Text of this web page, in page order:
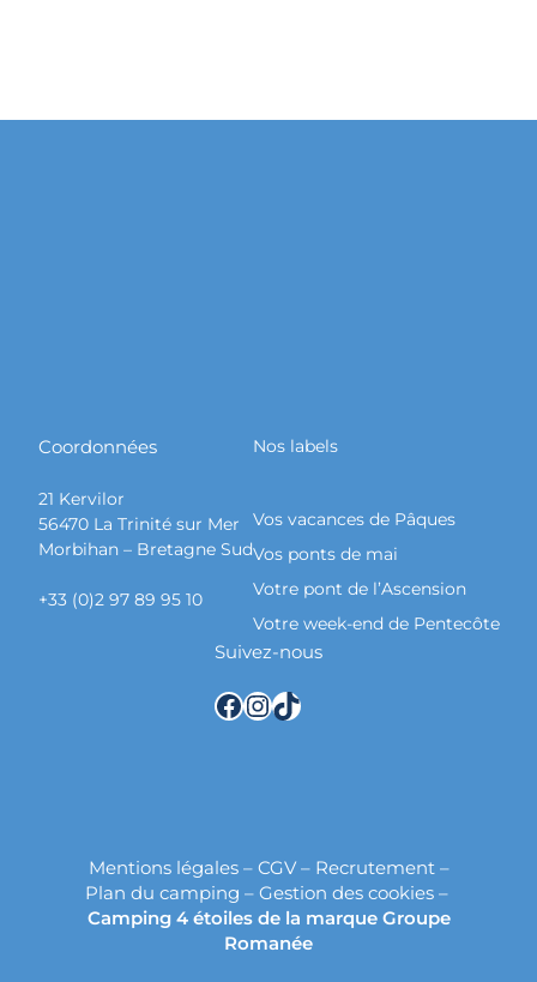
Coordonnées
21 Kervilor
56470 La Trinité sur Mer
Morbihan – Bretagne Sud
+33 (0)2 97 89 95 10
Nos labels
Vos vacances de Pâques
Vos ponts de mai
Votre pont de l’Ascension
Votre week-end de Pentecôte
Suivez-nous
Facebook InstagramTikTok
Mentions légales– CGV– Recrutement–
Plan du camping – Gestion des cookies–
Camping 4 étoiles de la marque Groupe
Romanée